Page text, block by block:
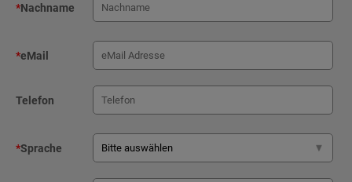
*Nachname
*eMail
Telefon
*Sprache